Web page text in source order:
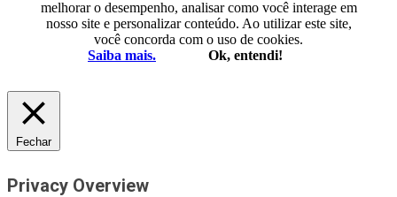
melhorar o desempenho, analisar como você interage em
nosso site e personalizar conteúdo. Ao utilizar este site,
você concorda com o uso de cookies.
Saiba mais.
Ok, entendi!
Fechar
Privacy Overview